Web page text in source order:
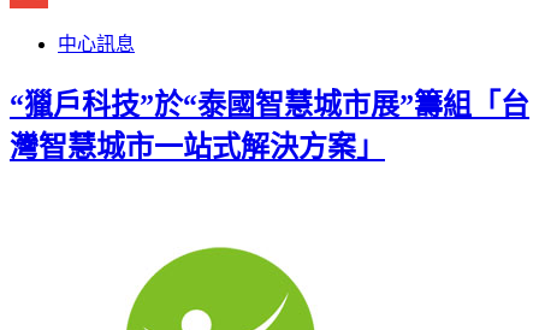
中心訊息
“獵戶科技”於“泰國智慧城市展”籌組「台
灣智慧城市一站式解決方案」